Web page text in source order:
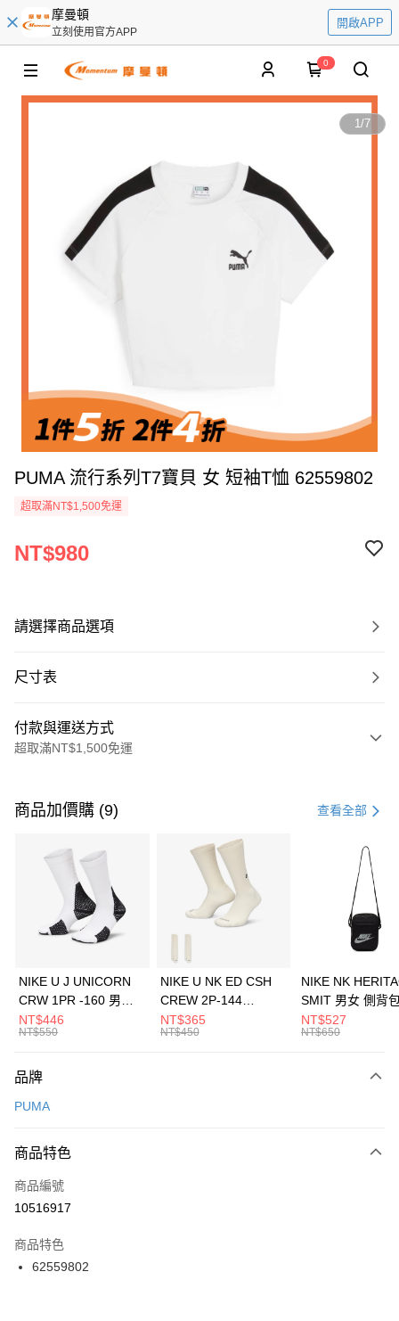
摩曼頓
立刻使用官方APP
開啟APP
0
1/7
PUMA 流行系列T7寶貝 女 短袖T恤 62559802
超取滿NT$1,500免運
NT$980
請選擇商品選項
尺寸表
付款與運送方式
超取滿NT$1,500免運
信用卡一次付款
3 期 0 利率 每期 21家銀行
合作金庫商業銀行
第一商業銀行
華南商業銀行
彰化商業銀行
上海商業儲蓄銀行
元大商業銀行
台灣樂天信用卡公司
Apple Pay
全盈+PAY
AFTEE先享後付
【關於「AFTEE先享後付」】
便利好安心！
３．安心：先確認商品／服務後，再付款。
【「AFTEE先享後付」結帳流程】
１．於結帳方式選擇「AFTEE先享後付」後，將跳轉至「AFTEE先享後付」
２．訂單成立數日內，您將收到繳費通知簡訊。
３．收到繳費通知簡訊後14天內，點擊此簡訊中的連結，可透過四大超商／
ATM／網路銀行／等多元方式進行付款，方視為交易完成。
運送方式
每筆NT$100，滿NT$1,500(含以上)免運費
宅配
每筆NT$100，滿NT$1,500(含以上)免運費
付款後門市自取
每筆NT$100，滿NT$1,500(含以上)免運費
商品加價購 (9) 查看全部
NIKE U J UNICORN
CRW 1PR -160 男女
中統襪 FZ3393100
NT$446
NT$550
NIKE U NK ED CSH
CREW 2P-144
EMBRDY 男女 短統襪
FZ3073133
NT$365
NT$450
NIKE NK
SMIT 男女 側背
BA5871010
NT$527
NT$650
品牌
PUMA
商品特色
商品編號
10516917
商品特色
62559802